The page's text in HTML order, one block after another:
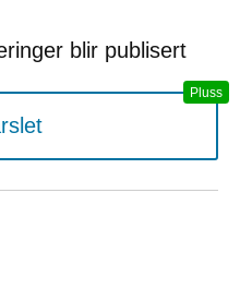
blir publisert